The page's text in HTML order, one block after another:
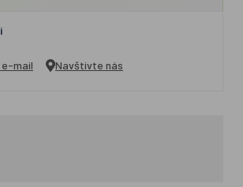
mail Navštivte nás